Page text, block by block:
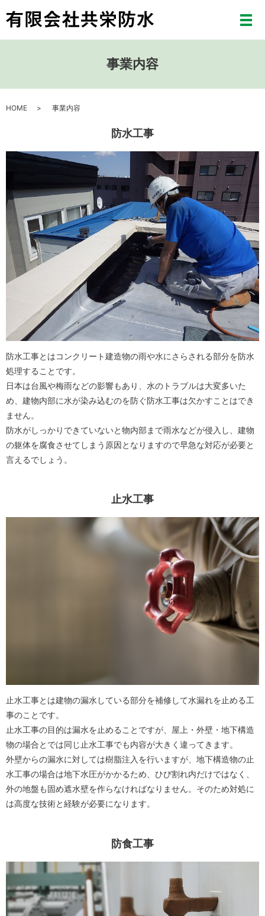
メ
事業内容
HOME 事業内容
防水工事
防水工事とはコンクリート建造物の雨や水にさらされる部分を防水
処理することです。
日本は台風や梅雨などの影響もあり、水のトラブルは大変多いた
め、建物内部に水が染み込むのを防ぐ防水工事は欠かすことはでき
ません。
防水がしっかりできていないと物内部まで雨水などが侵入し、建物
の躯体を腐食させてしまう原因となりますので早急な対応が必要と
言えるでしょう。
止水工事
止水工事とは建物の漏水している部分を補修して水漏れを止める工
事のことです。
止水工事の目的は漏水を止めることですが、屋上・外壁・地下構造
物の場合とでは同じ止水工事でも内容が大きく違ってきます。
外壁からの漏水に対しては樹脂注入を行いますが、地下構造物の止
水工事の場合は地下水圧がかかるため、ひび割れ内だけではなく、
外の地盤も固め遮水壁を作らなければなりません。そのため対処に
は高度な技術と経験が必要になります。
防食工事